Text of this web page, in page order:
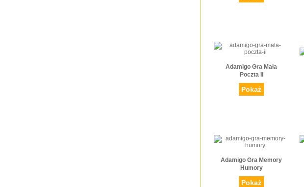
Adamigo Gra Mała
Poczta Ii
Pokaż
Adamigo Gra Memory
Humory
Pokaż